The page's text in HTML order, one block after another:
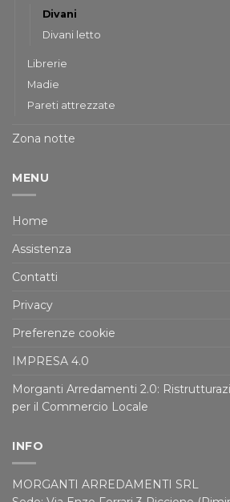
Divani
Divani letto
Librerie
Madie
Pareti attrezzate
Zona notte
MENU
Home
Assistenza
Contatti
Privacy
Preferenze cookie
IMPRESA 4.0
Morganti Arredamenti 2.0:
per il Commercio Locale
INFO
MORGANTI ARREDAMENTI SRL